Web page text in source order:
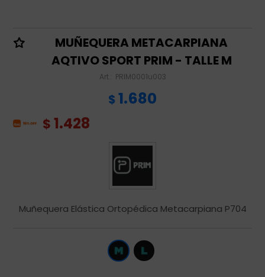
MUÑEQUERA METACARPIANA
AQTIVO SPORT PRIM - TALLE M
PRIM0001u003
$ 1.680
$ 1.428
Muñequera Elástica Ortopédica Metacarpiana P704